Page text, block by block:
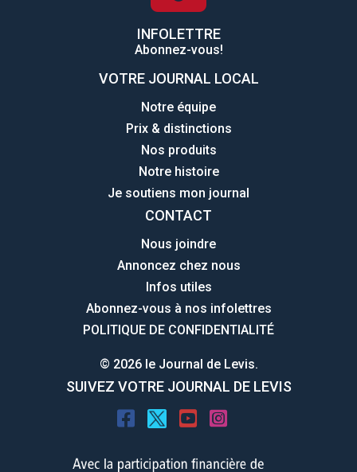
INFOLETTRE
Abonnez-vous!
VOTRE JOURNAL LOCAL
Notre équipe
Prix & distinctions
Nos produits
Notre histoire
Je soutiens mon journal
CONTACT
Nous joindre
Annoncez chez nous
Infos utiles
Abonnez-vous à nos infolettres
POLITIQUE DE CONFIDENTIALITÉ
© 2026 le Journal de Levis.
SUIVEZ VOTRE JOURNAL DE LEVIS